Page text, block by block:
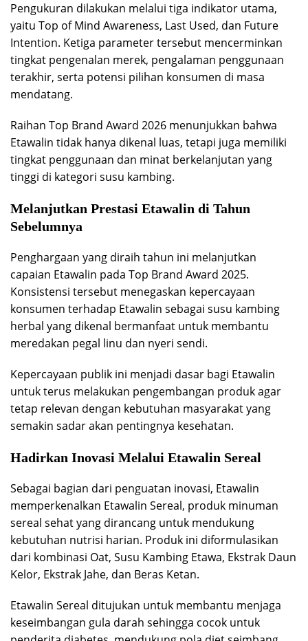
Pengukuran dilakukan melalui tiga indikator utama,
yaitu Top of Mind Awareness, Last Used, dan Future
Intention. Ketiga parameter tersebut mencerminkan
tingkat pengenalan merek, pengalaman penggunaan
terakhir, serta potensi pilihan konsumen di masa
mendatang.
Raihan Top Brand Award 2026 menunjukkan bahwa
Etawalin tidak hanya dikenal luas, tetapi juga memiliki
tingkat penggunaan dan minat berkelanjutan yang
tinggi di kategori susu kambing.
Melanjutkan Prestasi Etawalin di Tahun
Sebelumnya
Penghargaan yang diraih tahun ini melanjutkan
capaian Etawalin pada Top Brand Award 2025.
Konsistensi tersebut menegaskan kepercayaan
konsumen terhadap Etawalin sebagai susu kambing
herbal yang dikenal bermanfaat untuk membantu
meredakan pegal linu dan nyeri sendi.
Kepercayaan publik ini menjadi dasar bagi Etawalin
untuk terus melakukan pengembangan produk agar
tetap relevan dengan kebutuhan masyarakat yang
semakin sadar akan pentingnya kesehatan.
Hadirkan Inovasi Melalui Etawalin Sereal
Sebagai bagian dari penguatan inovasi, Etawalin
memperkenalkan Etawalin Sereal, produk minuman
sereal sehat yang dirancang untuk mendukung
kebutuhan nutrisi harian. Produk ini diformulasikan
dari kombinasi Oat, Susu Kambing Etawa, Ekstrak Daun
Kelor, Ekstrak Jahe, dan Beras Ketan.
Etawalin Sereal ditujukan untuk membantu menjaga
keseimbangan gula darah sehingga cocok untuk